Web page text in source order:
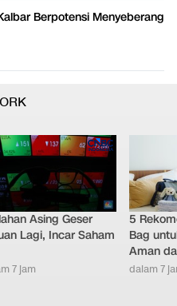
Berpotensi Menyeberang
Asing Geser
Lagi, Incar Saham
7 jam
5
Bag
Aman
dalam 7